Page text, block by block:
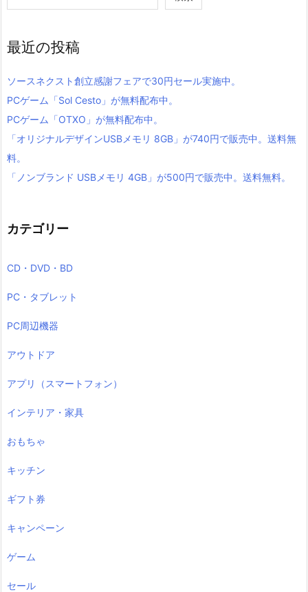
最近の投稿
ソースネクスト創立感謝フェアで30円セール実施中。
PCゲーム「Sol Cesto」が無料配布中。
PCゲーム「OTXO」が無料配布中。
「オリジナルデザインUSBメモリ 8GB」が740円で販売中。送料無
料。
「ノンブランド USBメモリ 4GB」が500円で販売中。送料無料。
カテゴリー
CD・DVD・BD
PC・タブレット
PC周辺機器
アウトドア
アプリ（スマートフォン）
インテリア・家具
おもちゃ
キッチン
ギフト券
キャンペーン
ゲーム
セール